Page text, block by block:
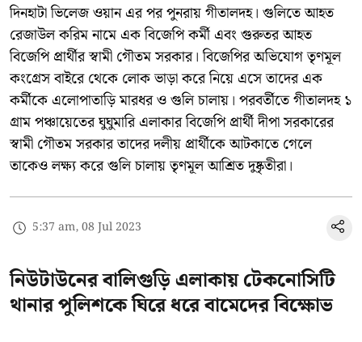
দিনহাটা ভিলেজ ওয়ান এর পর পুনরায় গীতালদহ। গুলিতে আহত
রেজাউল করিম নামে এক বিজেপি কর্মী এবং গুরুতর আহত
বিজেপি প্রার্থীর স্বামী গৌতম সরকার। বিজেপির অভিযোগ তৃণমূল
কংগ্রেস বাইরে থেকে লোক ভাড়া করে নিয়ে এসে তাদের এক
কর্মীকে এলোপাতাড়ি মারধর ও গুলি চালায়। পরবর্তীতে গীতালদহ ১
গ্রাম পঞ্চায়েতের ঘুঘুমারি এলাকার বিজেপি প্রার্থী দীপা সরকারের
স্বামী গৌতম সরকার তাদের দলীয় প্রার্থীকে আটকাতে গেলে
তাকেও লক্ষ্য করে গুলি চালায় তৃণমূল আশ্রিত দুষ্কৃতীরা।
5:37 am, 08 Jul 2023
নিউটাউনের বালিগুড়ি এলাকায় টেকনোসিটি
থানার পুলিশকে ঘিরে ধরে বামেদের বিক্ষোভ